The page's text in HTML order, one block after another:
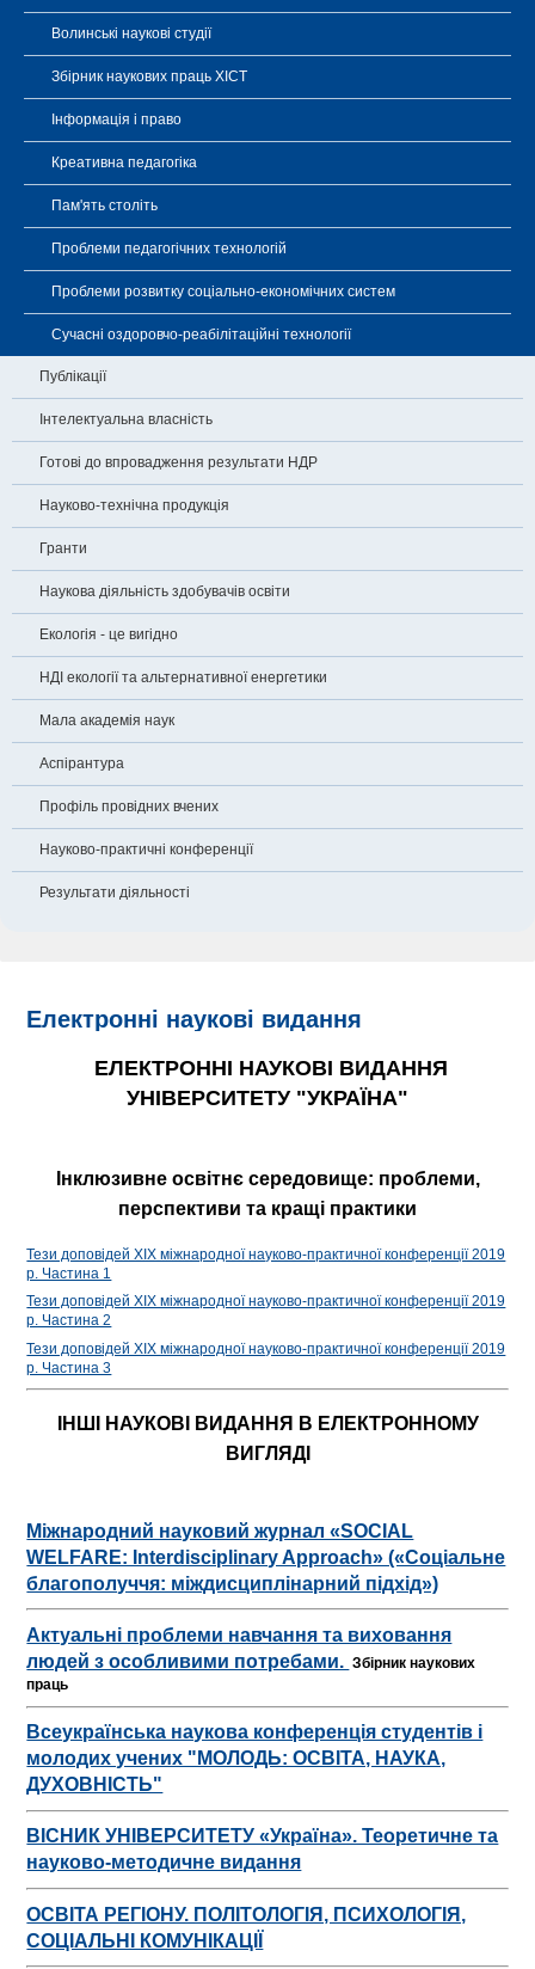
Волинські наукові студії
Збірник наукових праць ХІСТ
Інформація і право
Креативна педагогіка
Пам'ять століть
Проблеми педагогічних технологій
Проблеми розвитку соціально-економічних систем
Сучасні оздоровчо-реабілітаційні технології
Публікації
Інтелектуальна власність
Готові до впровадження результати НДР
Науково-технічна продукція
Гранти
Наукова діяльність здобувачів освіти
Екологія - це вигідно
НДІ екології та альтернативної енергетики
Мала академія наук
Аспірантура
Профіль провідних вчених
Науково-практичні конференції
Результати діяльності
Електронні наукові видання
ЕЛЕКТРОННІ НАУКОВІ ВИДАННЯ
УНІВЕРСИТЕТУ "УКРАЇНА"
Інклюзивне освітнє середовище: проблеми,
перспективи та кращі практики
Тези доповідей ХІХ міжнародної науково-практичної конференції 2019
р. Частина 1
Тези доповідей ХІХ міжнародної науково-практичної конференції 2019
р. Частина 2
Тези доповідей ХІХ міжнародної науково-практичної конференції 2019
р. Частина 3
ІНШІ НАУКОВІ ВИДАННЯ В ЕЛЕКТРОННОМУ
ВИГЛЯДІ
Міжнародний науковий журнал «SOCIAL
WELFARE: Interdisciplinary Approach» («Соціальне
благополуччя: міждисциплінарний підхід»)
Актуальні проблеми навчання та виховання
людей з особливими потребами. Збірник наукових
праць
Всеукраїнська наукова конференція студентів і
молодих учених "МОЛОДЬ: ОСВІТА, НАУКА,
ДУХОВНІСТЬ"
ВІСНИК УНІВЕРСИТЕТУ «Україна». Теоретичне та
науково-методичне видання
ОСВІТА РЕГІОНУ. ПОЛІТОЛОГІЯ, ПСИХОЛОГІЯ,
СОЦІАЛЬНІ КОМУНІКАЦІЇ